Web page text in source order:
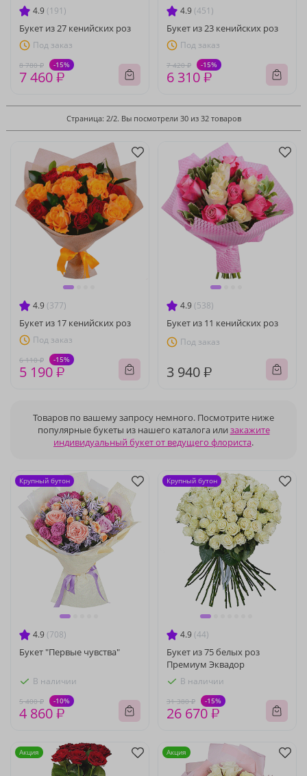
4.9 (191)
Букет из 27 кенийских роз
Под заказ
8 780 ₽ -15%
7 460 ₽
4.9 (451)
Букет из 23 кенийских роз
Под заказ
7 420 ₽ -15%
6 310 ₽
Страница: 2/2. Вы посмотрели 30 из 32 товаров
4.9 (377)
Букет из 17 кенийских роз
Под заказ
6 110 ₽ -15%
5 190 ₽
4.9 (538)
Букет из 11 кенийских роз
Под заказ
3 940 ₽
Товаров по вашему запросу немного. Посмотрите ниже
популярные букеты из нашего каталога или закажите
индивидуальный букет от ведущего флориста.
4.9 (708)
Букет "Первые чувства"
В наличии
5 400 ₽ -10%
4 860 ₽
Крупный бутон
4.9 (44)
Букет из 75 белых роз
Премиум Эквадор
В наличии
31 380 ₽ -15%
26 670 ₽
Крупный бутон
Акция Акция